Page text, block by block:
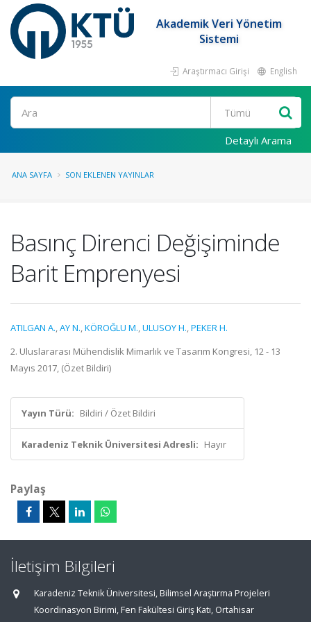
Akademik Veri Yönetim
Sistemi
Araştırmacı Girişi English
Ara
Detaylı Arama
ANA SAYFA SON EKLENEN YAYINLAR
Basınç Direnci Değişiminde
Barit Emprenyesi
ATILGAN A.,AY N.,KÖROĞLU M.,ULUSOY H.,PEKER H.
2. Uluslararası Mühendislik Mimarlık ve Tasarım Kongresi, 12 - 13
Mayıs 2017, (Özet Bildiri)
Yayın Türü: Bildiri / Özet Bildiri
Karadeniz Teknik Üniversitesi Adresli: Hayır
Paylaş
İletişim Bilgileri
Karadeniz Teknik Üniversitesi, Bilimsel Araştırma Projeleri
Koordinasyon Birimi, Fen Fakültesi Giriş Katı, Ortahisar